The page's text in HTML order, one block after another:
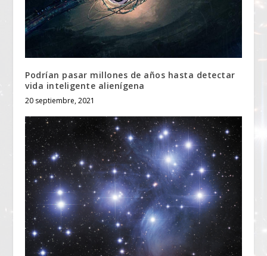
Podrían pasar millones de años hasta detectar
vida inteligente alienígena
20 septiembre, 2021